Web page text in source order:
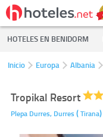
HOTELES EN BENIDORM
Inicio Europa Albania
Tropikal Resort
Plepa Durres, Durres (Tirana)